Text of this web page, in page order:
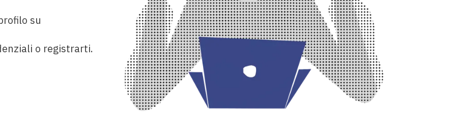
su
o registrarti.